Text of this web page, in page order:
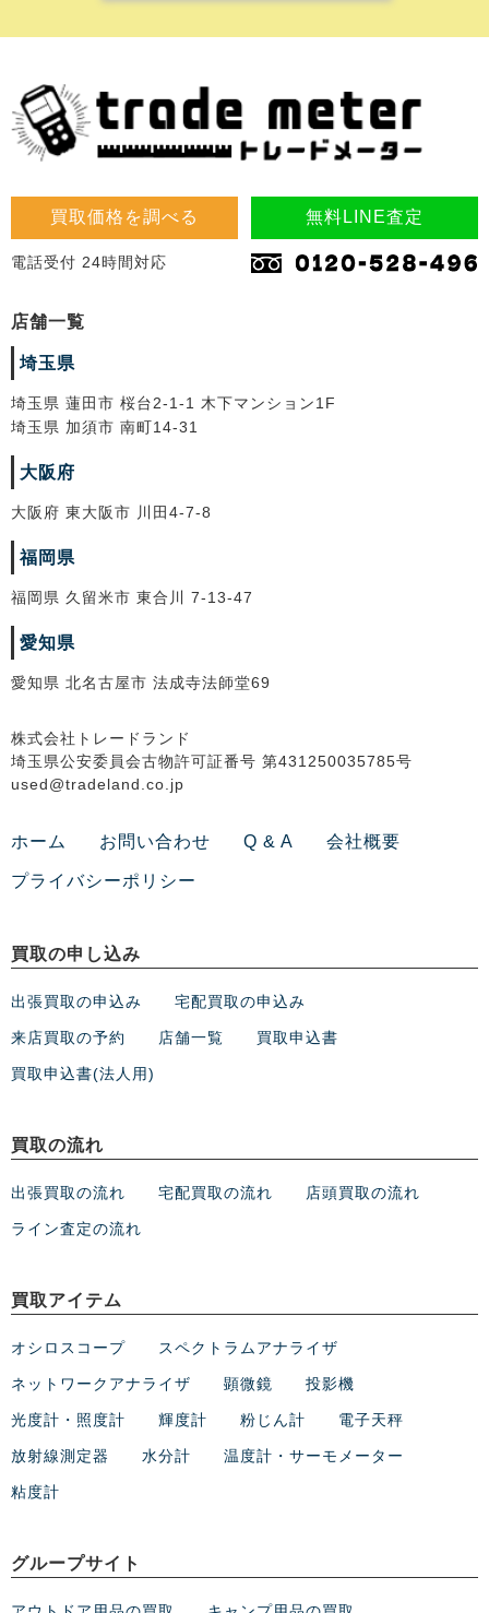
買取価格を調べる 無料LINE査定
電話受付 24時間対応
店舗一覧
埼玉県
埼玉県 蓮田市 桜台2-1-1 木下マンション1F
埼玉県 加須市 南町14-31
大阪府
大阪府 東大阪市 川田4-7-8
福岡県
福岡県 久留米市 東合川 7-13-47
愛知県
愛知県 北名古屋市 法成寺法師堂69
株式会社トレードランド
埼玉県公安委員会古物許可証番号 第431250035785号
used@tradeland.co.jp
ホーム お問い合わせ Q & A 会社概要
プライバシーポリシー
買取の申し込み
出張買取の申込み 宅配買取の申込み
来店買取の予約 店舗一覧 買取申込書
買取申込書(法人用)
買取の流れ
出張買取の流れ 宅配買取の流れ 店頭買取の流れ
ライン査定の流れ
買取アイテム
オシロスコープ スペクトラムアナライザ
ネットワークアナライザ 顕微鏡 投影機
光度計・照度計 輝度計 粉じん計 電子天秤
放射線測定器 水分計 温度計・サーモメーター
粘度計
グループサイト